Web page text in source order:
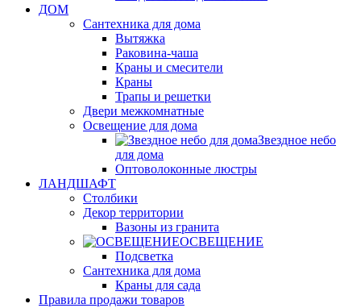
ДОМ
Сантехника для дома
Вытяжка
Раковина-чаша
Краны и смесители
Краны
Трапы и решетки
Двери межкомнатные
Освещение для дома
Звездное небо
для дома
Оптоволоконные люстры
ЛАНДШАФТ
Столбики
Декор территории
Вазоны из гранита
ОСВЕЩЕНИЕ
Подсветка
Сантехника для дома
Краны для сада
Правила продажи товаров